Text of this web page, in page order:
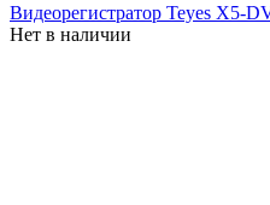
Видеорегистратор Teyes X5-
Нет в наличии